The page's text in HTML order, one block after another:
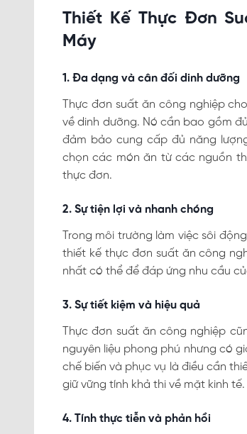
Thiết Kế Thực Đơn
Máy
1. Đa dạng và cân đối dinh dưỡng
Thực đơn suất ăn công nghiệp
về dinh dưỡng. Nó cần bao gồm
đảm bảo cung cấp đủ năng
chọn các món ăn từ các nguồn
thực đơn.
2. Sự tiện lợi và nhanh chóng
Trong môi trường làm việc sôi
thiết kế thực đơn suất ăn công
nhất có thể để đáp ứng nhu cầu
3. Sự tiết kiệm và hiệu quả
Thực đơn suất ăn công nghiệp
nguyên liệu phong phú nhưng có
chế biến và phục vụ là điều cần
giữ vững tính khả thi về mặt kinh tế.
4. Tính thực tiễn và phản hồi